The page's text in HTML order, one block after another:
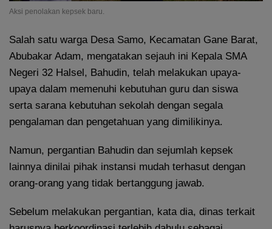
Aksi penolakan kepsek baru.
Salah satu warga Desa Samo, Kecamatan Gane Barat,
Abubakar Adam, mengatakan sejauh ini Kepala SMA
Negeri 32 Halsel, Bahudin, telah melakukan upaya-
upaya dalam memenuhi kebutuhan guru dan siswa
serta sarana kebutuhan sekolah dengan segala
pengalaman dan pengetahuan yang dimilikinya.
Namun, pergantian Bahudin dan sejumlah kepsek
lainnya dinilai pihak instansi mudah terhasut dengan
orang-orang yang tidak bertanggung jawab.
Sebelum melakukan pergantian, kata dia, dinas terkait